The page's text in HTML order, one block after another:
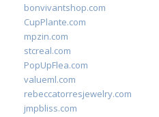
bonvivantshop.com
CupPlante.com
mpzin.com
stcreal.com
PopUpFlea.com
valueml.com
rebeccatorresjewelry.com
jmpbliss.com